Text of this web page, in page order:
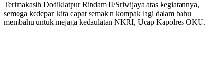
Terimakasih Dodiklatpur Rindam II/Sriwijaya atas kegiatannya,
semoga kedepan kita dapat semakin kompak lagi dalam bahu
membahu untuk mejaga kedaulatan NKRI, Ucap Kapolres OKU.